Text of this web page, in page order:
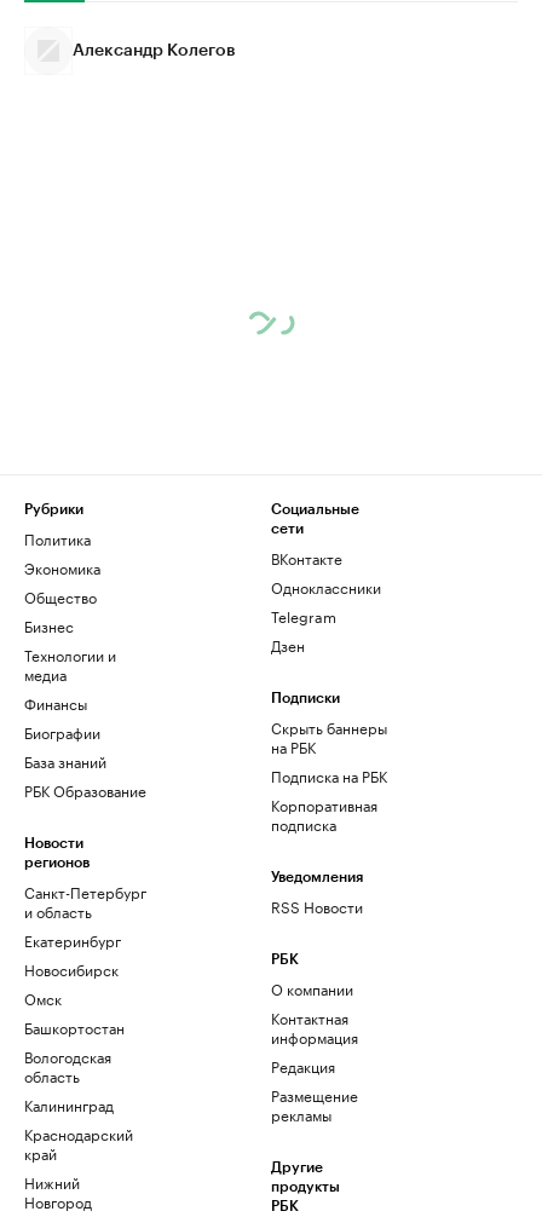
Александр Колегов
Рубрики
Политика
Экономика
Общество
Бизнес
Технологии и
медиа
Финансы
Биографии
База знаний
РБК Образование
Новости
регионов
Санкт-Петербург
и область
Екатеринбург
Новосибирск
Омск
Башкортостан
Вологодская
область
Калининград
Краснодарский
край
Нижний
Новгород
Социальные
сети
ВКонтакте
Одноклассники
Telegram
Дзен
Подписки
Скрыть баннеры
на РБК
Подписка на РБК
Корпоративная
подписка
Уведомления
RSS Новости
РБК
О компании
Контактная
информация
Редакция
Размещение
рекламы
Другие
продукты
РБК